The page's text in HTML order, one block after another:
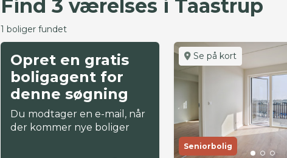
Find 3 værelses i Taastrup
1 boliger fundet
Opret en gratis
boligagent for
denne søgning
Du modtager en e-mail, når
der kommer nye boliger
Se på kort
Seniorbolig